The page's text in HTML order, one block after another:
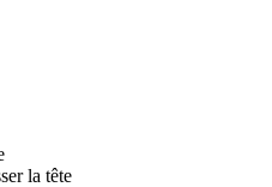
la tête